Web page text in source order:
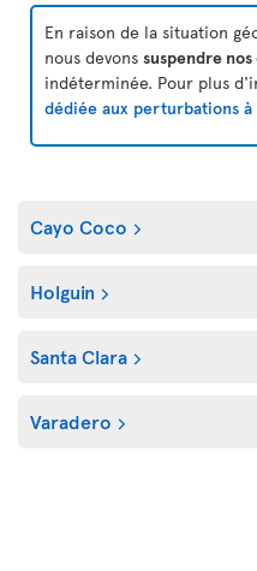
En raison de la situation
nous devons suspendre
indéterminée. Pour plus
dédiée aux perturbations à
Cayo Coco
Holguin
Santa Clara
Varadero